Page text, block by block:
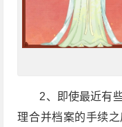
2、即使最近有
理合并档案的手续